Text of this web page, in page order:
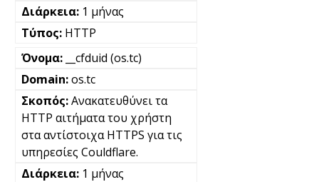
1 μήνας
HTTP
__cfduid (os.tc)
os.tc
Ανακατευθύνει τα
HTTP αιτήματα του χρήστη
στα αντίστοιχα HTTPS για τις
υπηρεσίες Couldflare.
1 μήνας